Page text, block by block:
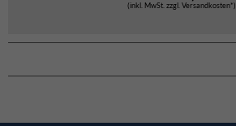
(inkl. MwSt. zzgl. Versandkosten*)